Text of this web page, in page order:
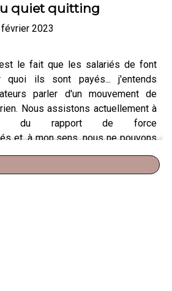
quiet quitting
2023
le fait que les salariés de font
ils sont payés... j'entends
parler d'un mouvement de
Nous assistons actuellement à
du rapport de force
et, à mon sens, nous ne pouvons